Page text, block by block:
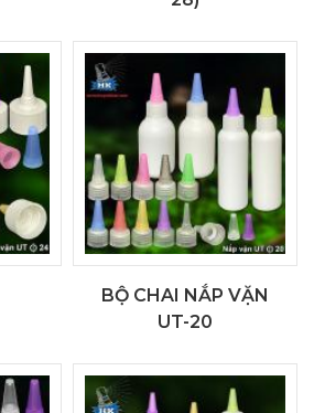
BỘ CHAI NẮP VẶN
UT-20